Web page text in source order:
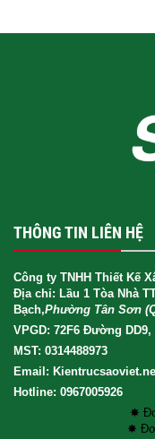
THÔNG TIN LIÊN HỆ
Công ty TNHH Thiết Kế
Địa chỉ: Lầu 1 Tòa Nhà
Bạch,Phường Tân Sơn
VPGD: 72F6 Đường
MST: 0314488973
Email:
Hotline: 0967005926
✸
✸